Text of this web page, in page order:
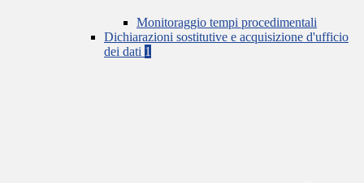
Monitoraggio tempi procedimentali
Dichiarazioni sostitutive e acquisizione d'ufficio
dei dati 1